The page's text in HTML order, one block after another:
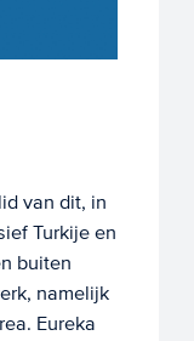
van dit, in
Turkije en
buiten
namelijk
Eureka